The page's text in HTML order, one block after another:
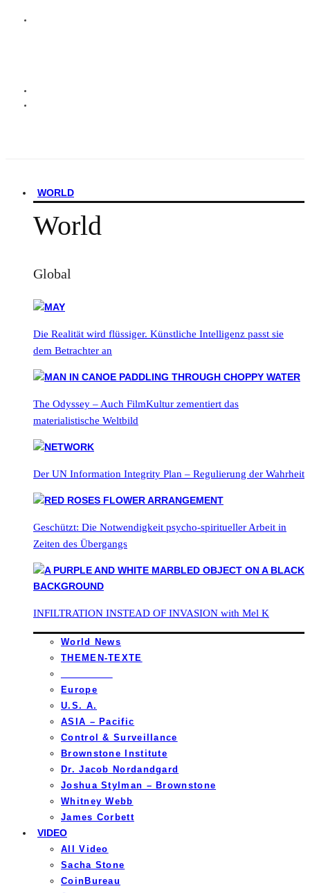
WORLD
World
Global
Die Realität wird flüssiger. Künstliche Intelligenz passt sie
dem Betrachter an
The Odyssey – Auch FilmKultur zementiert das
materialistische Weltbild
Der UN Information Integrity Plan – Regulierung der Wahrheit
Geschützt: Die Notwendigkeit psycho-spiritueller Arbeit in
Zeiten des Übergangs
INFILTRATION INSTEAD OF INVASION with Mel K
World News
THEMEN-TEXTE
Europe
U.S. A.
ASIA – Pacific
Control & Surveillance
Brownstone Institute
Dr. Jacob Nordandgard
Joshua Stylman – Brownstone
Whitney Webb
James Corbett
VIDEO
All Video
Sacha Stone
CoinBureau